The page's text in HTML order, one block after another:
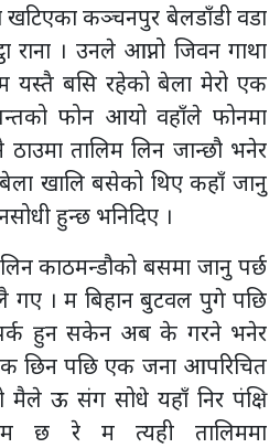
कञ्चनपुर बेलडाँडी वडा
राना । उनले आप्नो जिवन गाथा
यस्तै बसि रहेको बेला मेरो एक
फोन आयो वहाँले फोनमा
तालिम लिन जान्छौ भनेर
खालि बसेको थिए कहाँ जानु
हुन्छ भनिदिए ।
काठमन्डौको बसमा जानु पर्छ
गए । म बिहान बुटवल पुगे पछि
हुन सकेन अब के गरने भनेर
छिन पछि एक जना आपरिचित
मैले ऊ संग सोधे यहाँ निर पंक्षि
छ रे म त्यही तालिममा